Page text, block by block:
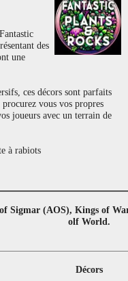
des
une
ces décors sont parfaits
vous vos propres
joueurs avec un terrain de
à rabiots
Sigmar (AOS), Kings of
olf World.
Décors